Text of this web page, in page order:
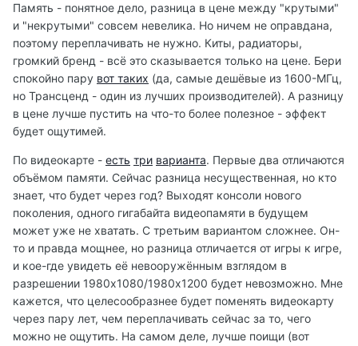
Память - понятное дело, разница в цене между "крутыми"
и "некрутыми" совсем невелика. Но ничем не оправдана,
поэтому переплачивать не нужно. Киты, радиаторы,
громкий бренд - всё это сказывается только на цене. Бери
спокойно пару вот таких (да, самые дешёвые из 1600-МГц,
но Трансценд - один из лучших производителей). А разницу
в цене лучше пустить на что-то более полезное - эффект
будет ощутимей.
По видеокарте - есть три варианта. Первые два отличаются
объёмом памяти. Сейчас разница несущественная, но кто
знает, что будет через год? Выходят консоли нового
поколения, одного гигабайта видеопамяти в будущем
может уже не хватать. С третьим вариантом сложнее. Он-
то и правда мощнее, но разница отличается от игры к игре,
и кое-где увидеть её невооружённым взглядом в
разрешении 1980х1080/1980х1200 будет невозможно. Мне
кажется, что целесообразнее будет поменять видеокарту
через пару лет, чем переплачивать сейчас за то, чего
можно не ощутить. На самом деле, лучше поищи (вот